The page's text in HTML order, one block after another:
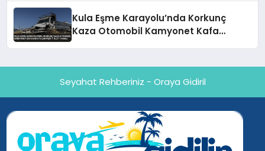
Kula Eşme Karayolu’nda Korkunç
Kaza Otomobil Kamyonet Kafa
Seyahat Rehberiniz - Oraya Gidiril